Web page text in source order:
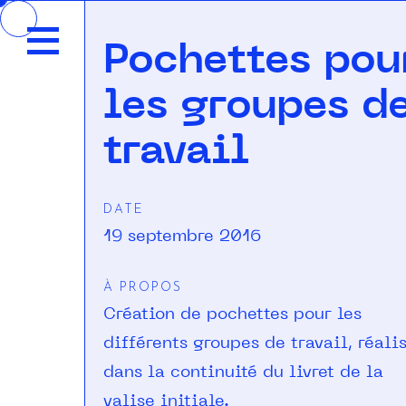
Accéder
au
contenu
Pochettes
les groupes
travail
DATE
19 septembre 2016
À PROPOS
Création de pochettes pour les
différents groupes de travail,
dans la continuité du livret de la
valise initiale.